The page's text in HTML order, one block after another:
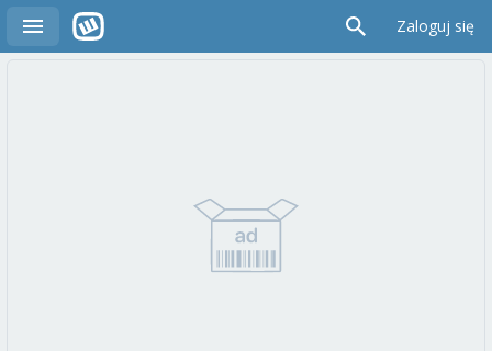
Zaloguj się